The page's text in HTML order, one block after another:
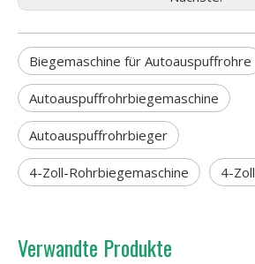
Biegemaschine für Autoauspuffrohre
Autoauspuffrohrbiegemaschine
Autoauspuffrohrbieger
4-Zoll-Rohrbiegemaschine 4-
Verwandte Produkte